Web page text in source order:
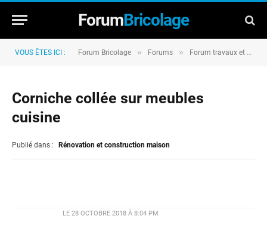
ForumBricolage
VOUS ÊTES ICI : Forum Bricolage » Forums » Forum travaux et rénovation
Corniche collée sur meubles
cuisine
Publié dans : Rénovation et construction maison
LE 28 OCTOBRE 2018 À 8:04 PM